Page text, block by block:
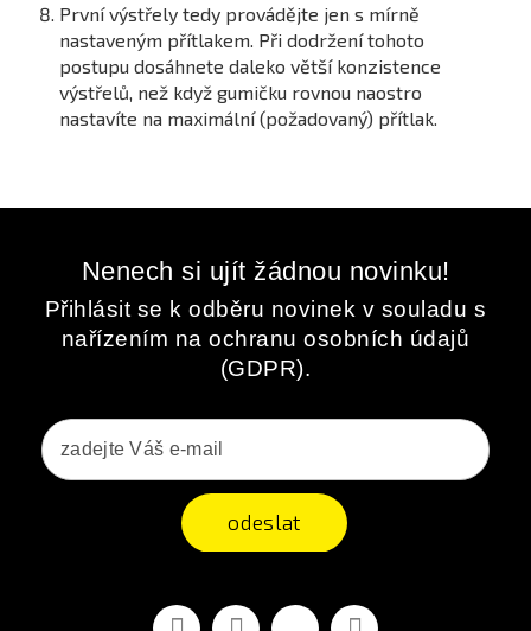
První výstřely tedy provádějte jen s mírně
nastaveným přítlakem. Při dodržení tohoto
postupu dosáhnete daleko větší konzistence
výstřelů, než když gumičku rovnou naostro
nastavíte na maximální (požadovaný) přítlak.
Nenech si ujít žádnou novinku!
Přihlásit se k odběru novinek v souladu s
nařízením na ochranu osobních údajů
(GDPR).
odeslat
FacebookYouTubeVimeo Instagram